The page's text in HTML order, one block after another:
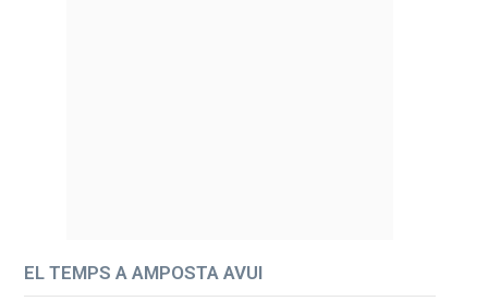
EL TEMPS A AMPOSTA AVUI